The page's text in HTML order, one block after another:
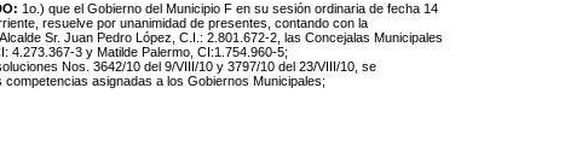
1o.) que el Gobierno del Municipio F en su sesión ordinaria de fecha 14
resuelve por unanimidad de presentes, contando con la
Sr. Juan Pedro López, C.I.: 2.801.672-2, las Concejalas Municipales
4.273.367-3 y Matilde Palermo, CI:1.754.960-5;
Nos. 3642/10 del 9/VIII/10 y 3797/10 del 23/VIII/10, se
competencias asignadas a los Gobiernos Municipales;